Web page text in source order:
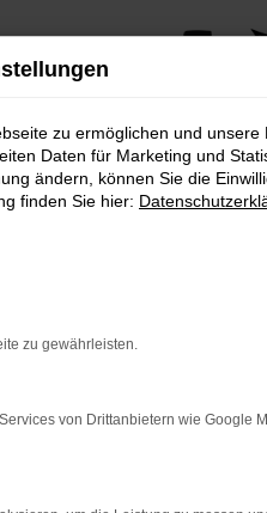
zu ermöglichen und
Daten für Marketing und
ändern, können Sie die
finden Sie hier:
zu gewährleisten.
von Drittanbietern wie Google